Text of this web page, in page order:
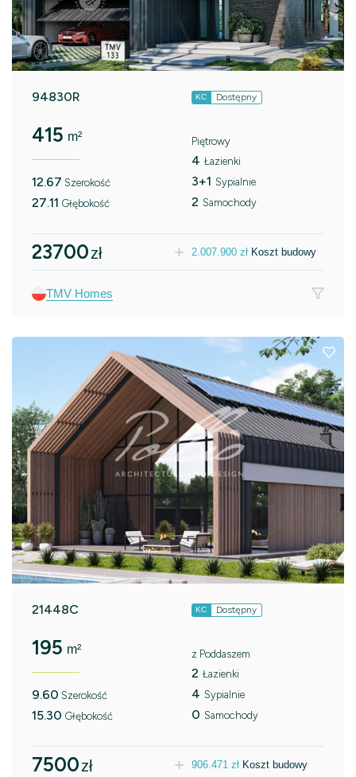
94830R KC Dostępny
415 m²
12.67 Szerokość
27.11 Głębokość
Piętrowy
4 Łazienki
3+1 Sypialnie
2 Samochody
23700zł 2.007.900 zł Koszt budowy
TMV Homes
21448C KC Dostępny
195 m²
9.60 Szerokość
15.30 Głębokość
z Poddaszem
2 Łazienki
4 Sypialnie
0 Samochody
7500zł 906.471 zł Koszt budowy